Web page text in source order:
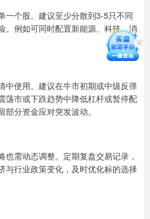
一个股。建议至少分散到3-5只不同
。例如可同时配置新能源、科技、消
中使用。建议在牛市初期或中级反弹
荡市或下跌趋势中降低杠杆或暂停配
分资金应对突发波动。
也需动态调整。定期复盘交易记录，
与行业政策变化，及时优化标的选择